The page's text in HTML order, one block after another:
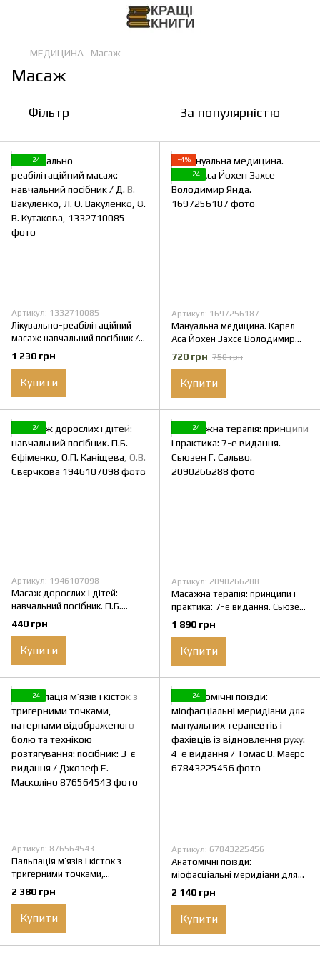
МЕДИЦИНА Масаж
Масаж
Фільтр За популярністю
24
Артикул: 1332710085
Лікувально-реабілітаційний
масаж: навчальний посібник /
Д. В. Вакуленко, Л. О.
Вакуленко, О. В. Кутакова,
1 230 грн
Купити
−4%
24
Артикул: 1697256187
Мануальна медицина. Карел
Аса Йохен Захсе Володимир
Янда.
720 грн 750 грн
Купити
24
Артикул: 1946107098
Масаж дорослих і дітей:
навчальний посібник. П.Б.
Єфіменко, О.П. Каніщева, О.В.
Свєрчкова
440 грн
Купити
24
Артикул: 2090266288
Масажна терапія: принципи і
практика: 7-е видання. Сьюзен
Г. Сальво.
1 890 грн
Купити
24
Артикул: 876564543
Пальпація м’язів і кісток з
тригерними точками,
патернами відображеного
болю та технікою
розтягування: посібник: 3-є
видання / Джозеф Е. Масколіно
2 380 грн
Купити
24
Артикул: 67843225456
Анатомічні поїзди:
міофасціальні меридіани для
мануальних терапевтів і
фахівців із відновлення руху: 4-
е видання / Томас В. Маєрс
2 140 грн
Купити